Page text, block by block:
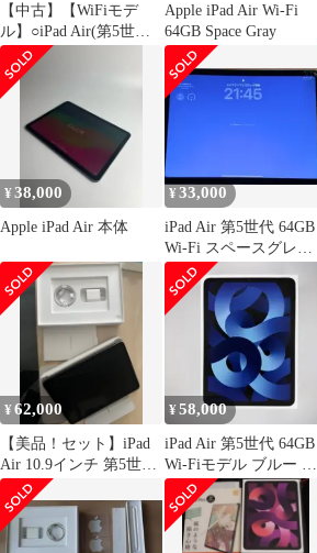
【中古】【WiFiモデ
ル】○iPad Air(第5世代)
WiFi 64GB(ブルー)[10]
Apple iPad Air Wi-Fi
64GB Space Gray
¥38,000
Apple iPad Air 本体
¥33,000
iPad Air 第5世代 64GB
Wi-Fi スペースグレイ
【画面割れあり】
¥62,000
【美品！セット】iPad
Air 10.9インチ 第5世代
Wi-Fi 64GB
¥58,000
iPad Air 第5世代 64GB
Wi-Fiモデル ブルー 箱
付属品付